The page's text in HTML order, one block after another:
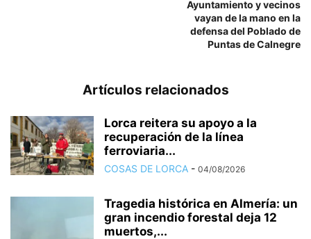
Ayuntamiento y vecinos
vayan de la mano en la
defensa del Poblado de
Puntas de Calnegre
Artículos relacionados
Lorca reitera su apoyo a la
recuperación de la línea
ferroviaria...
COSAS DE LORCA - 04/08/2026
Tragedia histórica en Almería: un
gran incendio forestal deja 12
muertos,...